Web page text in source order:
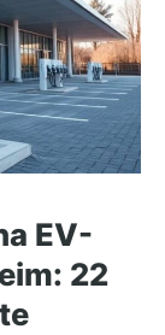
EV-
22